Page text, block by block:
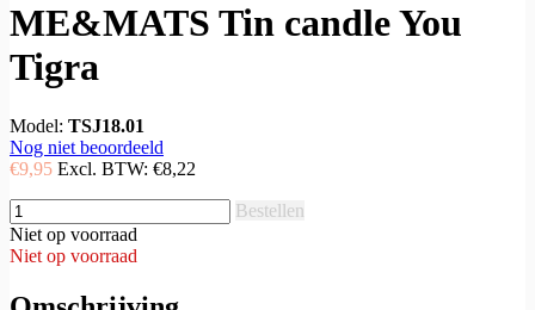
ME&MATS Tin candle You
Tigra
Model: TSJ18.01
Nog niet beoordeeld
€9,95 Excl. BTW: €8,22
Bestellen
Niet op voorraad
Niet op voorraad